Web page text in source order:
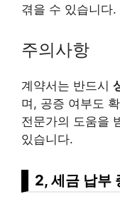
겪을 수 있습니다.
주의사항
계약서는 반드시
며, 공증 여부도
전문가의 도움을
있습니다.
2, 세금 납부